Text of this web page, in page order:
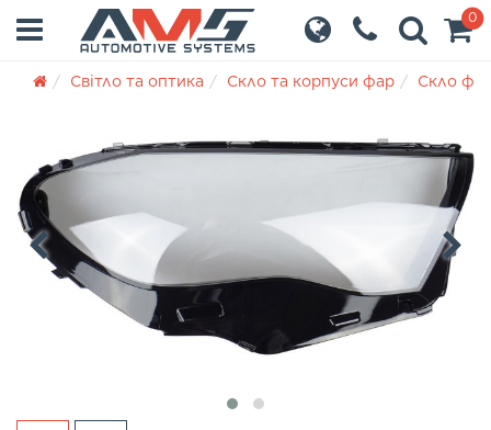
0
Світло та оптика Скло та корпуси фар Скло